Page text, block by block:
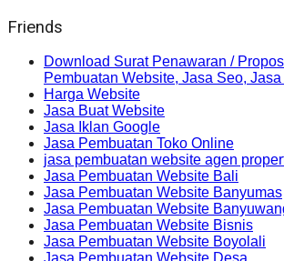
Friends
Download Surat Penawaran /
Pembuatan Website, Jasa Seo,
Harga Website
Jasa Buat Website
Jasa Iklan Google
Jasa Pembuatan Toko Online
jasa pembuatan website agen
Jasa Pembuatan Website Bali
Jasa Pembuatan Website Banyumas
Jasa Pembuatan Website
Jasa Pembuatan Website Bisnis
Jasa Pembuatan Website Boyolali